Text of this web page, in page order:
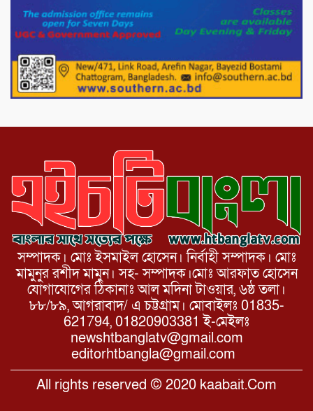
পাটগ্রামে চিকিৎসা সেবায় বীর মুক্তিযোদ্ধা দবির
উদ্দিন ফাউন্ডেশন
পাটগ্রামের দহগ্রাম ইউনিয়নের প্রধান সড়ক
ভেঙ্গে যোগাযোগ বিছিন্ন
সম্পাদক। মোঃ ইসমাইল হোসেন। নির্বাহী সম্পাদক। মোঃ
মামুনুর রশীদ মামুন। সহ- সম্পাদক।মোঃ আরফাত হোসেন
যোগাযোগের ঠিকানাঃ আল মদিনা টাওয়ার, ৬ষ্ঠ তলা।
৮৮/৮৯, আগরাবাদ/ এ চট্টগ্রাম। মোবাইলঃ 01835-
621794, 01820903381 ই-মেইলঃ
newshtbanglatv@gmail.com
editorhtbangla@gmail.com
All rights reserved © 2020 kaabait.Com